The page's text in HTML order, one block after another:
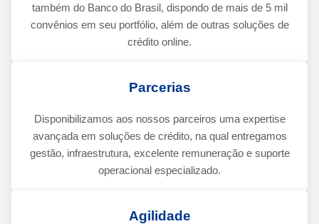
também do Banco do Brasil, dispondo de mais de 5 mil
convênios em seu portfólio, além de outras soluções de
crédito online.
Parcerias
Disponibilizamos aos nossos parceiros uma expertise
avançada em soluções de crédito, na qual entregamos
gestão, infraestrutura, excelente remuneração e suporte
operacional especializado.
Agilidade